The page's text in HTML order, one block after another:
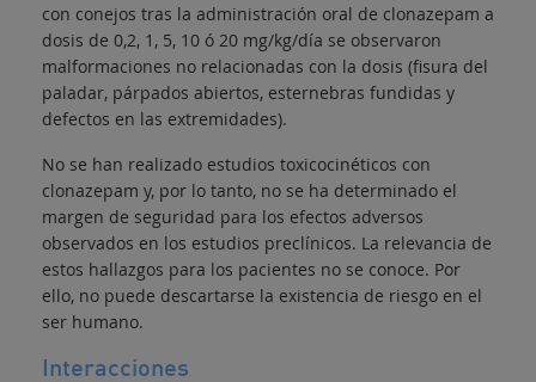
con conejos tras la administración oral de clonazepam a
dosis de 0,2, 1, 5, 10 ó 20 mg/kg/día se observaron
malformaciones no relacionadas con la dosis (fisura del
paladar, párpados abiertos, esternebras fundidas y
defectos en las extremidades).
No se han realizado estudios toxicocinéticos con
clonazepam y, por lo tanto, no se ha determinado el
margen de seguridad para los efectos adversos
observados en los estudios preclínicos. La relevancia de
estos hallazgos para los pacientes no se conoce. Por
ello, no puede descartarse la existencia de riesgo en el
ser humano.
Interacciones